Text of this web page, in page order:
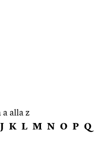
alla z
J K L M N O P Q